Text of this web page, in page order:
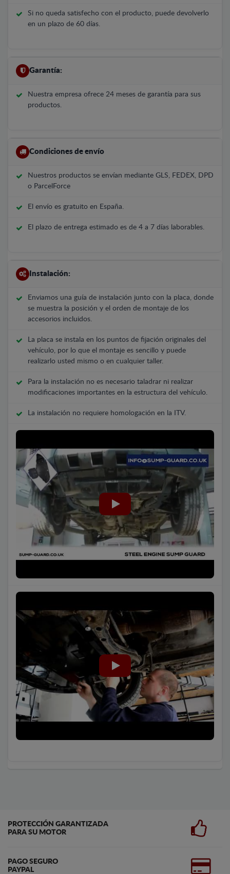
Si no queda satisfecho con el producto, puede devolverlo
en un plazo de 60 días.
Garantía:
Nuestra empresa ofrece 24 meses de garantía para sus
productos.
Condiciones de envío
Nuestros productos se envían mediante GLS, FEDEX, DPD
o ParcelForce
El envío es gratuito en España.
El plazo de entrega estimado es de 4 a 7 días laborables.
Instalación:
Enviamos una guía de instalación junto con la placa, donde
se muestra la posición y el orden de montaje de los
accesorios incluidos.
La placa se instala en los puntos de fijación originales del
vehículo, por lo que el montaje es sencillo y puede
realizarlo usted mismo o en cualquier taller.
Para la instalación no es necesario taladrar ni realizar
modificaciones importantes en la estructura del vehículo.
La instalación no requiere homologación en la ITV.
PROTECCIÓN GARANTIZADA
PARA SU MOTOR
PAGO SEGURO
PAYPAL